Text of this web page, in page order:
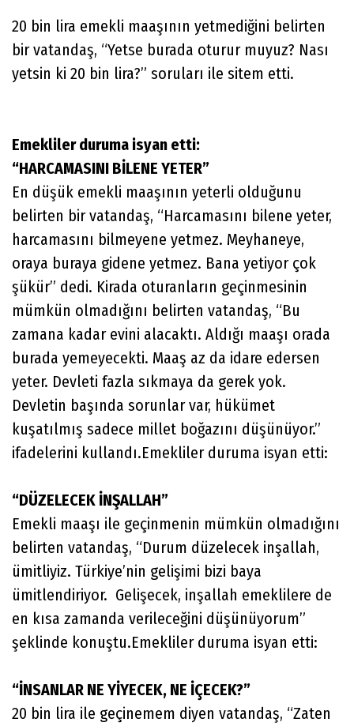
20 bin lira emekli maaşının yetmediğini belirten
bir vatandaş, “Yetse burada oturur muyuz? Nası
yetsin ki 20 bin lira?” soruları ile sitem etti.
Emekliler duruma isyan etti:
“HARCAMASINI BİLENE YETER”
En düşük emekli maaşının yeterli olduğunu
belirten bir vatandaş, “Harcamasını bilene yeter,
harcamasını bilmeyene yetmez. Meyhaneye,
oraya buraya gidene yetmez. Bana yetiyor çok
şükür” dedi. Kirada oturanların geçinmesinin
mümkün olmadığını belirten vatandaş, “Bu
zamana kadar evini alacaktı. Aldığı maaşı orada
burada yemeyecekti. Maaş az da idare edersen
yeter. Devleti fazla sıkmaya da gerek yok.
Devletin başında sorunlar var, hükümet
kuşatılmış sadece millet boğazını düşünüyor.”
ifadelerini kullandı.Emekliler duruma isyan etti:
“DÜZELECEK İNŞALLAH”
Emekli maaşı ile geçinmenin mümkün olmadığını
belirten vatandaş, “Durum düzelecek inşallah,
ümitliyiz. Türkiye’nin gelişimi bizi baya
ümitlendiriyor. Gelişecek, inşallah emeklilere de
en kısa zamanda verileceğini düşünüyorum”
şeklinde konuştu.Emekliler duruma isyan etti:
“İNSANLAR NE YİYECEK, NE İÇECEK?”
20 bin lira ile geçinemem diyen vatandaş, “Zaten